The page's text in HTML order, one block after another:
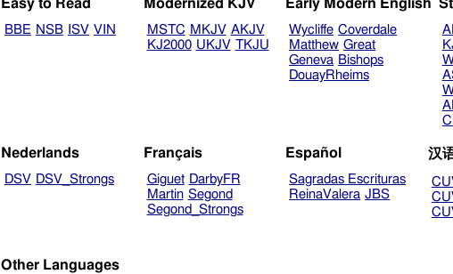
Easy to Read
BBE NSB ISV VIN
Modernized KJV
MSTC MKJV AKJV
KJ2000 UKJV TKJU
Early Modern English
Wycliffe Coverdale
Matthew Great
Geneva Bishops
DouayRheims
Nederlands
DSV DSV_Strongs
Français
Giguet DarbyFR
Martin Segond
Segond_Strongs
Español
Sagradas Escrituras
ReinaValera JBS
汉
Other Languages